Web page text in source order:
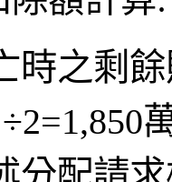
時之剩